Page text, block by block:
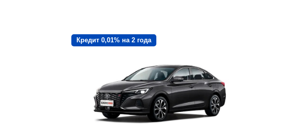
Кредит 0,01% на 2 года